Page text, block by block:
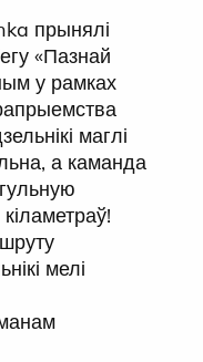
прынялі
«Пазнай
у рамках
маглі
а каманда
мелі